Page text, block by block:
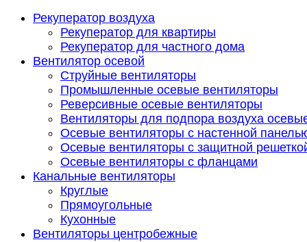
Рекуператор воздуха
Рекуператор для квартиры
Рекуператор для частного дома
Вентилятор осевой
Струйные вентиляторы
Промышленные осевые вентиляторы
Реверсивные осевые вентиляторы
Вентиляторы для подпора воздуха
Осевые вентиляторы с настенной
Осевые вентиляторы с защитной
Осевые вентиляторы с фланцами
Канальные вентиляторы
Круглые
Прямоугольные
Кухонные
Вентиляторы центробежные